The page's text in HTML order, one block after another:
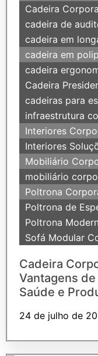
Cadeira
cadeira de
cadeira em
cadeira em
cadeira
Cadeira
cadeiras para
infraestrutura
Interiores
Interiores
Mobiliário
mobiliário
Poltrona
Poltrona de
Poltrona
Sofá Modular
Cadeira
Vantagens
Saúde e
24 de julho de